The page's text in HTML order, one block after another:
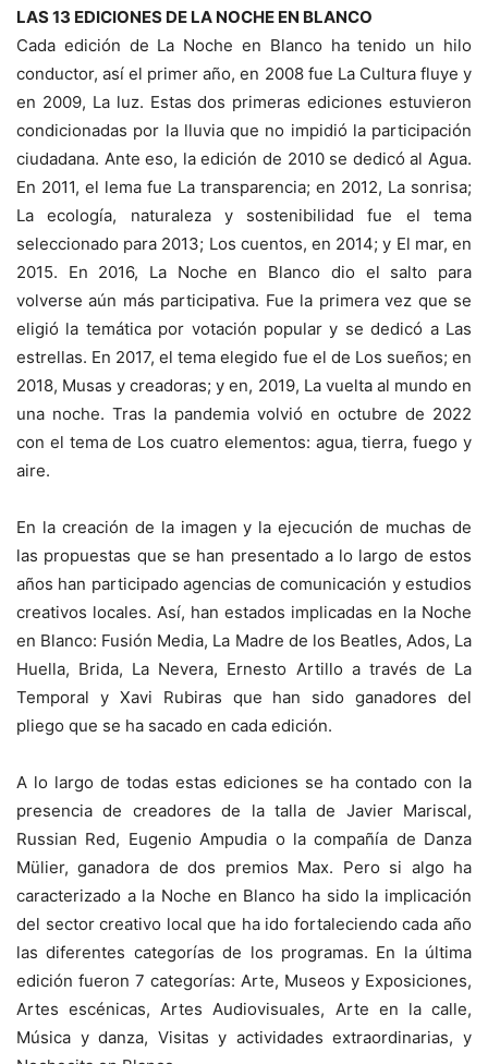
LAS 13 EDICIONES DE LA NOCHE EN BLANCO
Cada edición de La Noche en Blanco ha tenido un hilo
conductor, así el primer año, en 2008 fue La Cultura fluye y
en 2009, La luz. Estas dos primeras ediciones estuvieron
condicionadas por la lluvia que no impidió la participación
ciudadana. Ante eso, la edición de 2010 se dedicó al Agua.
En 2011, el lema fue La transparencia; en 2012, La sonrisa;
La ecología, naturaleza y sostenibilidad fue el tema
seleccionado para 2013; Los cuentos, en 2014; y El mar, en
2015. En 2016, La Noche en Blanco dio el salto para
volverse aún más participativa. Fue la primera vez que se
eligió la temática por votación popular y se dedicó a Las
estrellas. En 2017, el tema elegido fue el de Los sueños; en
2018, Musas y creadoras; y en, 2019, La vuelta al mundo en
una noche. Tras la pandemia volvió en octubre de 2022
con el tema de Los cuatro elementos: agua, tierra, fuego y
aire.
En la creación de la imagen y la ejecución de muchas de
las propuestas que se han presentado a lo largo de estos
años han participado agencias de comunicación y estudios
creativos locales. Así, han estados implicadas en la Noche
en Blanco: Fusión Media, La Madre de los Beatles, Ados, La
Huella, Brida, La Nevera, Ernesto Artillo a través de La
Temporal y Xavi Rubiras que han sido ganadores del
pliego que se ha sacado en cada edición.
A lo largo de todas estas ediciones se ha contado con la
presencia de creadores de la talla de Javier Mariscal,
Russian Red, Eugenio Ampudia o la compañía de Danza
Mülier, ganadora de dos premios Max. Pero si algo ha
caracterizado a la Noche en Blanco ha sido la implicación
del sector creativo local que ha ido fortaleciendo cada año
las diferentes categorías de los programas. En la última
edición fueron 7 categorías: Arte, Museos y Exposiciones,
Artes escénicas, Artes Audiovisuales, Arte en la calle,
Música y danza, Visitas y actividades extraordinarias, y